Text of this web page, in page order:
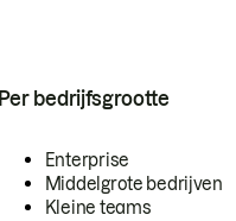
Per bedrijfsgrootte
Enterprise
Middelgrote bedrijven
Kleine teams